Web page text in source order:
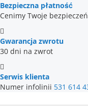
Bezpieczna płatność
Cenimy Twoje
Gwarancja zwrotu
30 dni na zwrot
Serwis klienta
Numer infolinii 531 614